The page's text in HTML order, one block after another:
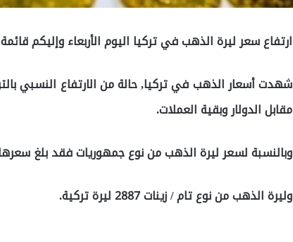
ارتفاع سعر ليرة الذهب في تركيا اليوم الأربعاء وإليكم
شهدت أسعار الذهب في تركيا, حالة من الارتفاع النسبي
مقابل الدولار وبقية العملات.
وبالنسبة لسعر ليرة الذهب من نوع جمهوريات فقد بلغ سعرها 2969 ليرة
وليرة الذهب من نوع تام / زينات 2887 ليرة تركية.